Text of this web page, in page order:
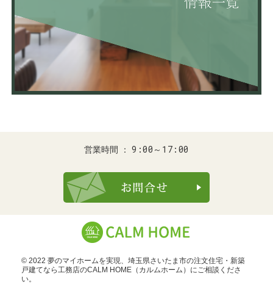
営業時間 9:00～17:00
© 2022 夢のマイホームを実現、 埼玉県さいたま市の注文住宅・新築
戸建てなら工務店のCALM HOME（カルムホーム） にご相談くださ
い。